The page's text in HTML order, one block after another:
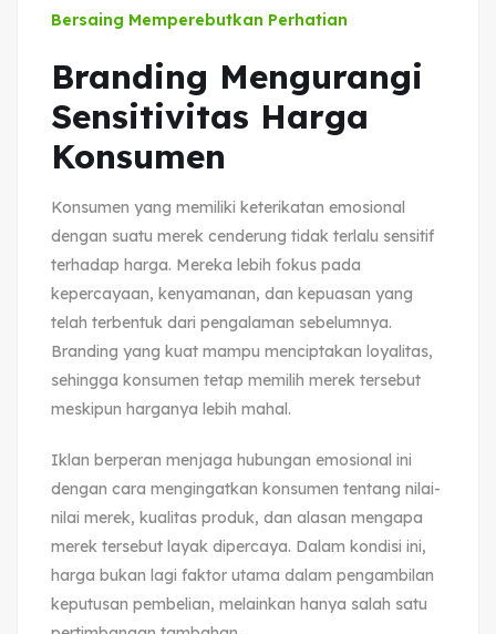
Bersaing Memperebutkan Perhatian
Branding Mengurangi
Sensitivitas Harga
Konsumen
Konsumen yang memiliki keterikatan emosional
dengan suatu merek cenderung tidak terlalu sensitif
terhadap harga. Mereka lebih fokus pada
kepercayaan, kenyamanan, dan kepuasan yang
telah terbentuk dari pengalaman sebelumnya.
Branding yang kuat mampu menciptakan loyalitas,
sehingga konsumen tetap memilih merek tersebut
meskipun harganya lebih mahal.
Iklan berperan menjaga hubungan emosional ini
dengan cara mengingatkan konsumen tentang nilai-
nilai merek, kualitas produk, dan alasan mengapa
merek tersebut layak dipercaya. Dalam kondisi ini,
harga bukan lagi faktor utama dalam pengambilan
keputusan pembelian, melainkan hanya salah satu